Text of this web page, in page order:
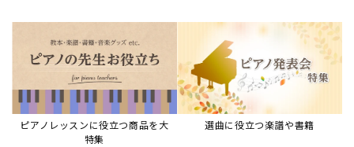
ピアノレッスンに役立つ商品を大
特集
選曲に役立つ楽譜や書籍